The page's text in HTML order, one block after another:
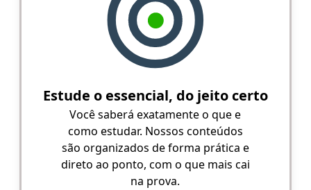
Estude o essencial, do jeito certo
Você saberá exatamente o que e
como estudar. Nossos conteúdos
são organizados de forma prática e
direto ao ponto, com o que mais cai
na prova.